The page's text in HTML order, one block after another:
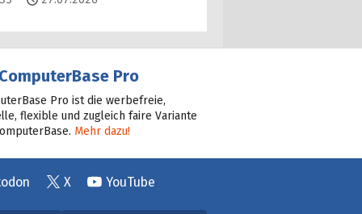
Pro
Pro ist die werbefreie,
flexible und zugleich faire Variante
Mehr dazu!
X YouTube